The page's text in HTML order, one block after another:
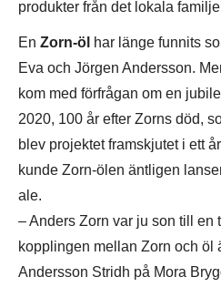
produkter från det lokala
En Zorn-öl har länge funnits
Eva och Jörgen Andersson.
kom med förfrågan om en
2020, 100 år efter Zorns död,
blev projektet framskjutet i ett
kunde Zorn-ölen äntligen
ale.
– Anders Zorn var ju son till en
kopplingen mellan Zorn och öl
Andersson Stridh på Mora